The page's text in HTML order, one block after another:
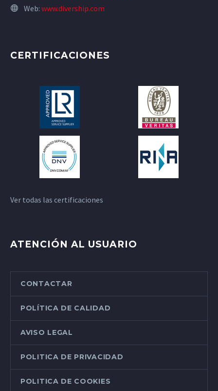
Web: www.divership.com
CERTIFICACIONES
Ver todas las certificaciones
ATENCIÓN AL USUARIO
CONTACTAR
POLÍTICA DE CALIDAD
AVISO LEGAL
POLITICA DE PRIVACIDAD
POLITICA DE COOKIES